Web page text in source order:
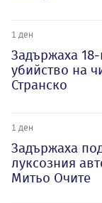
1 ден
Задържаха
убийство на
Странско
1 ден
Задържаха
луксозния
Митьо Очите